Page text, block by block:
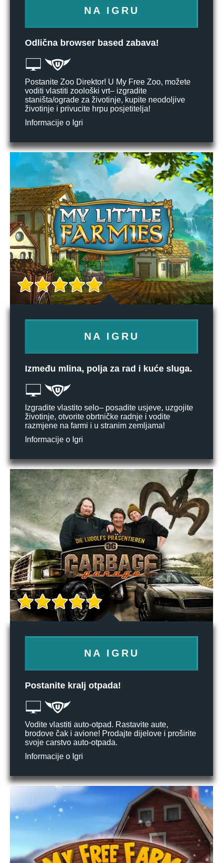
NA IGRU
Odlična browser based zabava!
Postanite Zoo Direktor! U My Free Zoo, možete
voditi vlastiti zoološki vrt– izgradite
staništa/ograde za životinje, kupite neodoljive
životinje i privucite hrpu posjetitelja!
Informacije o Igri
NA IGRU
Između mlina, polja za rad i kuće sluga.
Izgradite vlastito selo– posadite usjeve, uzgojite
životinje, otvorite obrtničke radnje i vodite
razmjene na farmi i u stranim zemljama!
Informacije o Igri
NA IGRU
Postanite kralj otpada!
Vodite vlastiti auto-otpad. Rastavite aute,
brodove čak i avione! Prodajte dijelove i proširite
svoje carstvo auto-otpada.
Informacije o Igri